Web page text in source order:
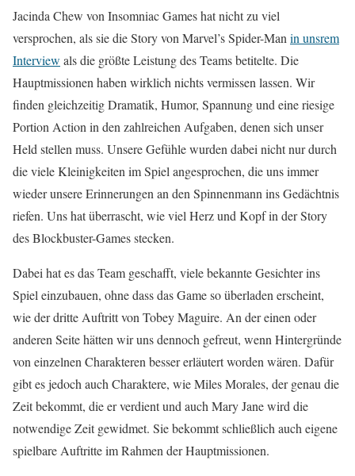
Jacinda Chew von Insomniac Games hat nicht zu viel
versprochen, als sie die Story von Marvel’s Spider-Man in unsrem
Interview als die größte Leistung des Teams betitelte. Die
Hauptmissionen haben wirklich nichts vermissen lassen. Wir
finden gleichzeitig Dramatik, Humor, Spannung und eine riesige
Portion Action in den zahlreichen Aufgaben, denen sich unser
Held stellen muss. Unsere Gefühle wurden dabei nicht nur durch
die viele Kleinigkeiten im Spiel angesprochen, die uns immer
wieder unsere Erinnerungen an den Spinnenmann ins Gedächtnis
riefen. Uns hat überrascht, wie viel Herz und Kopf in der Story
des Blockbuster-Games stecken.
Dabei hat es das Team geschafft, viele bekannte Gesichter ins
Spiel einzubauen, ohne dass das Game so überladen erscheint,
wie der dritte Auftritt von Tobey Maguire. An der einen oder
anderen Seite hätten wir uns dennoch gefreut, wenn Hintergründe
von einzelnen Charakteren besser erläutert worden wären. Dafür
gibt es jedoch auch Charaktere, wie Miles Morales, der genau die
Zeit bekommt, die er verdient und auch Mary Jane wird die
notwendige Zeit gewidmet. Sie bekommt schließlich auch eigene
spielbare Auftritte im Rahmen der Hauptmissionen.